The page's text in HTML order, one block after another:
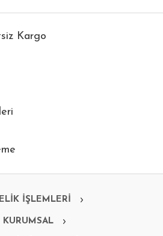
Kargo
İŞLEMLERİ
KURUMSAL